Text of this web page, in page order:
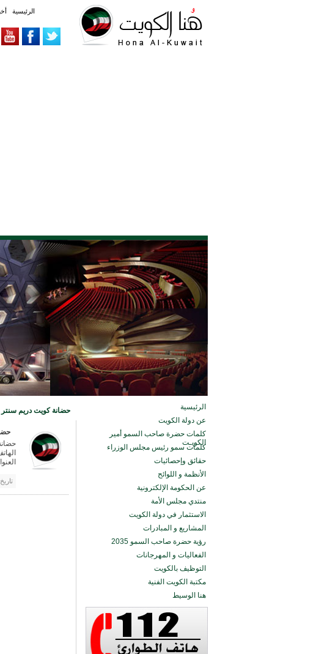
الرئيسية
الرئيسية
عن دولة الكويت
كلمات حضرة صاحب السمو أمير
الكويـت
كلمات سمو رئيس مجلس الوزراء
حقائق وإحصائيات
الأنظمة و اللوائح
عن الحكومة الإلكترونية
منتدي مجلس الأمة
الاستثمار في دولة الكويت
المشاريع و المبادرات
رؤية حضرة صاحب السمو 2035
الفعاليات و المهرجانات
التوظيف بالكويت
مكتبة الكويت الفنية
هنا الوسيط
حضانة كويت دريم سنتر
الهاتف :